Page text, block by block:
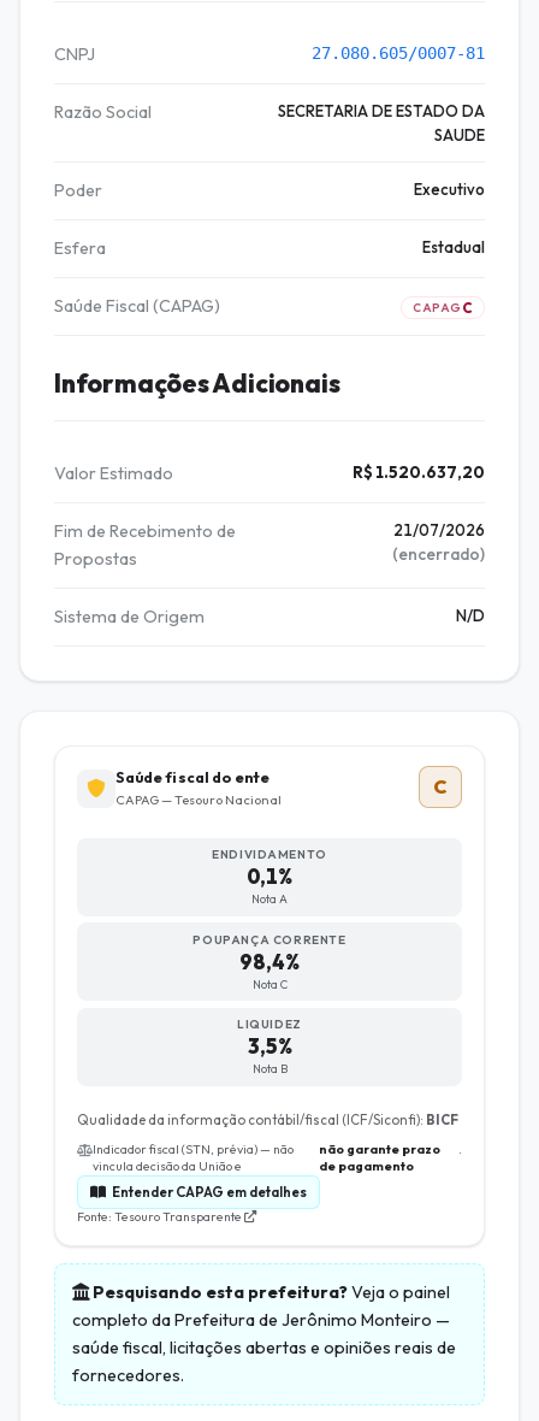
CNPJ 27.080.605/0007-81
Razão Social
SECRETARIA DE ESTADO DA
SAUDE
Poder Executivo
Esfera Estadual
Saúde Fiscal (CAPAG) CAPAG C
Informações Adicionais
Valor Estimado R$ 1.520.637,20
Fim de Recebimento de
Propostas
21/07/2026
(encerrado)
Sistema de Origem N/D
Saúde fiscal do ente
CAPAG — Tesouro Nacional
C
ENDIVIDAMENTO
0,1%
Nota A
POUPANÇA CORRENTE
98,4%
Nota C
LIQUIDEZ
3,5%
Nota B
Qualidade da informação contábil/fiscal (ICF/Siconfi): BICF
Indicador fiscal (STN, prévia) — não
vincula decisão da União e
não garante prazo
de pagamento
.
Entender CAPAG em detalhes
Fonte: Tesouro Transparente
Pesquisando esta prefeitura?Veja o painel
completo daPrefeitura de Jerônimo Monteiro —
saúde fiscal, licitações abertas e opiniões reais de
fornecedores.